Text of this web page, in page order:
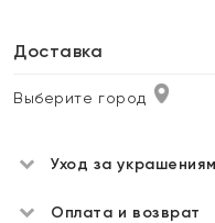
Доставка
Выберите город
Уход за
Оплата и возврат